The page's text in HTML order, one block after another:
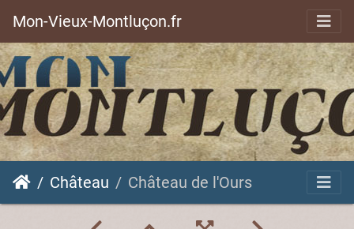
Mon-Vieux-Montluçon.fr
Château Château de l'Ours